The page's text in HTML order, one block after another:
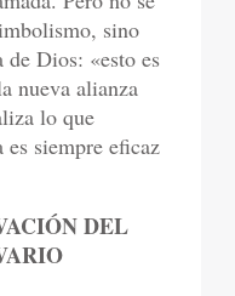
sino
de Dios: «esto es
nueva alianza
lo que
es siempre eficaz
DEL